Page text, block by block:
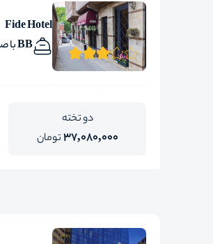
Fide Hotel
BB با صبحانه
دو تخته
37,080,000تومان